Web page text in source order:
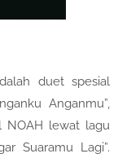
duet spesial
Anganmu”,
NOAH lewat lagu
Suaramu Lagi”.